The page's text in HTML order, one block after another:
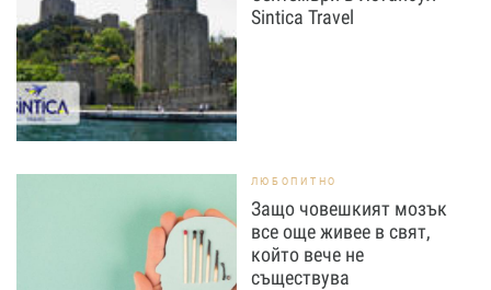
Sintica Travel
ЛЮБОПИТНО
Защо човешкият мозък
все още живее в свят,
който вече не
съществува